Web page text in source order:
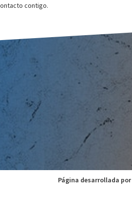
contigo.
Página desarrollada por